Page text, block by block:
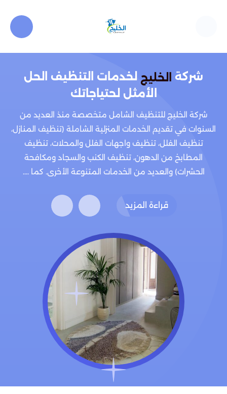
شركة الخليج لخدمات التنظيف الحل
الأمثل لحتياجاتك
شركة الخليج للتنظيف الشامل متخصصة منذ العديد من
السنوات في تقديم الخدمات المنزلية الشاملة (تنظيف المنازل،
تنظيف الفلل، تنظيف واجهات الفلل والمحلات، تنظيف
المطابخ من الدهون، تنظيف الكنب والسجاد ومكافحة
الحشرات) والعديد من الخدمات المتنوعة الأخرى. كما ....
قراءة المزيد